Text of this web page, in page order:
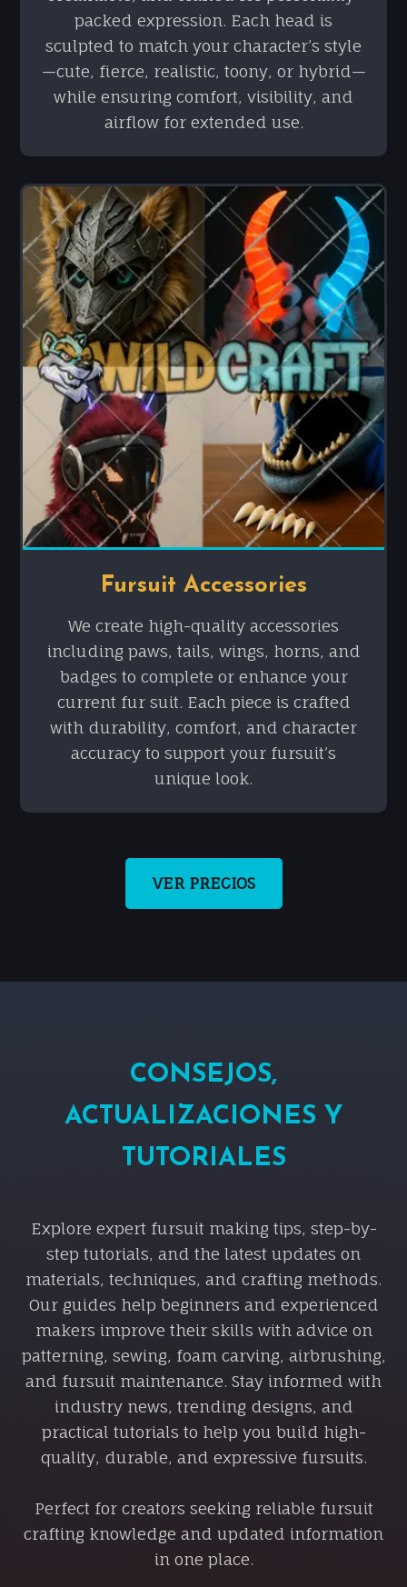
packed expression. Each head is
sculpted to match your character’s style
—cute, fierce, realistic, toony, or hybrid—
while ensuring comfort, visibility, and
airflow for extended use.
Fursuit Accessories
We create high-quality accessories
including paws, tails, wings, horns, and
badges to complete or enhance your
current fur suit. Each piece is crafted
with durability, comfort, and character
accuracy to support your fursuit’s
unique look.
VER PRECIOS
CONSEJOS,
ACTUALIZACIONES Y
TUTORIALES
Explore expert fursuit making tips, step-by-
step tutorials, and the latest updates on
materials, techniques, and crafting methods.
Our guides help beginners and experienced
makers improve their skills with advice on
patterning, sewing, foam carving, airbrushing,
and fursuit maintenance. Stay informed with
industry news, trending designs, and
practical tutorials to help you build high-
quality, durable, and expressive fursuits.
Perfect for creators seeking reliable fursuit
crafting knowledge and updated information
in one place.